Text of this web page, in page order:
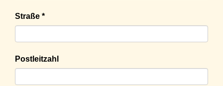
Straße *
Postleitzahl